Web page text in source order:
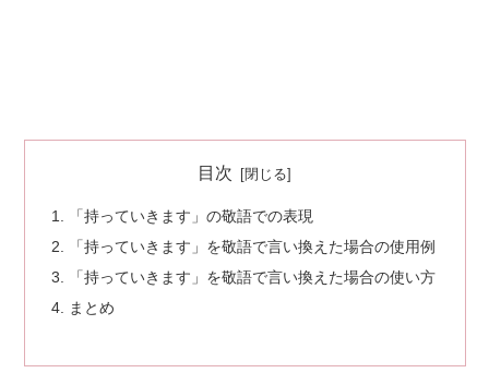
目次
「持っていきます」の敬語での表現
「持っていきます」を敬語で言い換えた場合の使用例
「持っていきます」を敬語で言い換えた場合の使い方
まとめ